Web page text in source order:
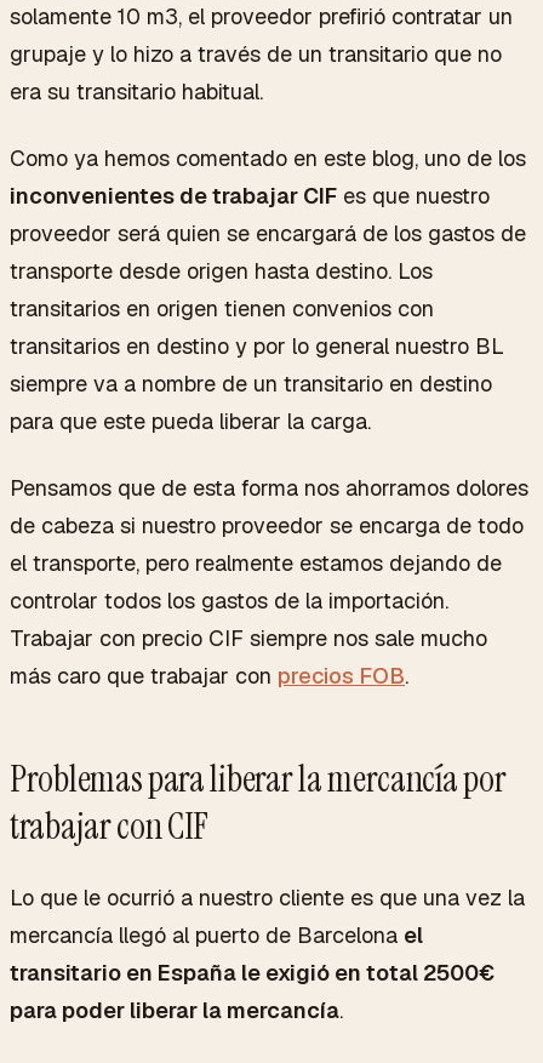
solamente 10 m3, el proveedor prefirió contratar un
grupaje y lo hizo a través de un transitario que no
era su transitario habitual.
Como ya hemos comentado en este blog, uno de los
inconvenientes de trabajar CIF es que nuestro
proveedor será quien se encargará de los gastos de
transporte desde origen hasta destino. Los
transitarios en origen tienen convenios con
transitarios en destino y por lo general nuestro BL
siempre va a nombre de un transitario en destino
para que este pueda liberar la carga.
Pensamos que de esta forma nos ahorramos dolores
de cabeza si nuestro proveedor se encarga de todo
el transporte, pero realmente estamos dejando de
controlar todos los gastos de la importación.
Trabajar con precio CIF siempre nos sale mucho
más caro que trabajar con precios FOB.
Problemas para liberar la mercancía por
trabajar con CIF
Lo que le ocurrió a nuestro cliente es que una vez la
mercancía llegó al puerto de Barcelona el
transitario en España le exigió en total 2500€
para poder liberar la mercancía.